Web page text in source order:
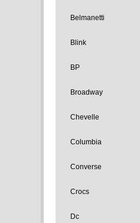
Belmanetti
Blink
BP
Broadway
Chevelle
Columbia
Converse
Crocs
Dc